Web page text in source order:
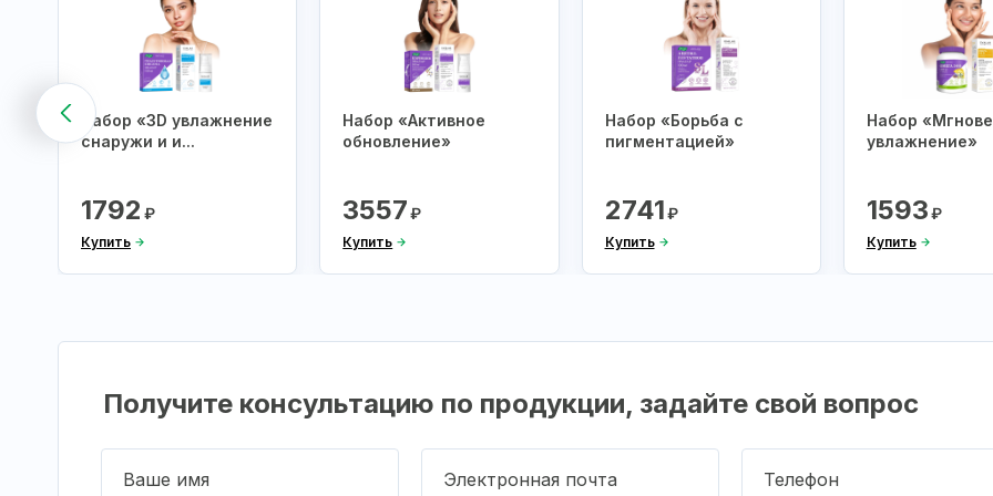
Набор «3D увлажнение
снаружи и и...
1792 ₽
Купить
Набор «Активное
обновление»
3557₽
Купить
Набор «Борьба с
пигментацией»
2741₽
Купить
Набор
увлажнение»
1593₽
Купить
Получите консультацию по продукции, задайте свой вопрос
Ваше имя Электронная почта Телефон